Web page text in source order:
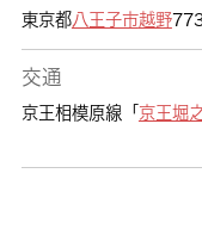
東京都八王子市越野
交通
京王相模原線「 京王堀